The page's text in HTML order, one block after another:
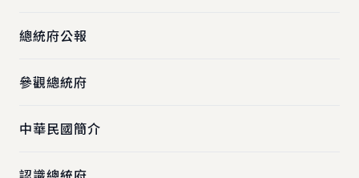
總統府公報
參觀總統府
中華民國簡介